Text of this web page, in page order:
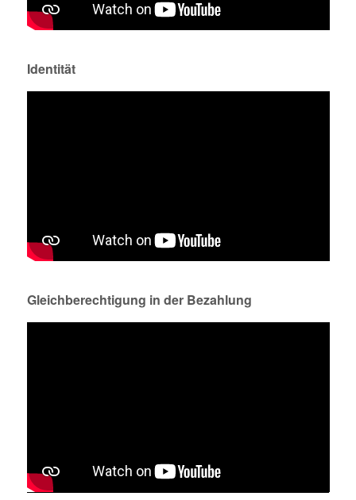
Identität
Gleichberechtigung in der Bezahlung